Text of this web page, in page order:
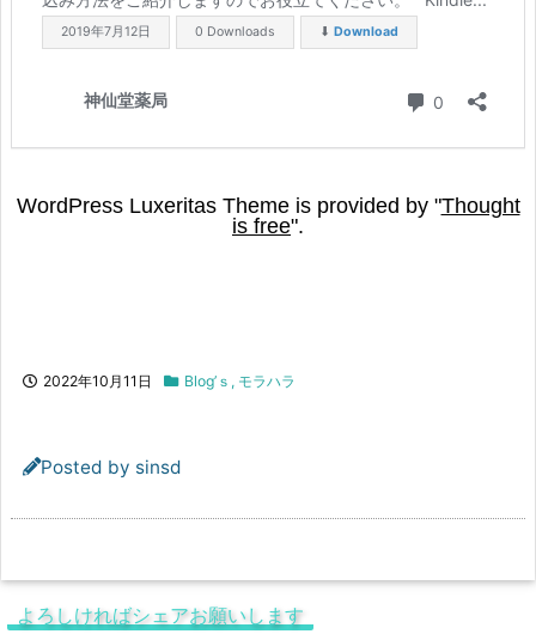
2022年10月11日 Blog’ｓ , モラハラ
Posted by sinsd
よろしければシェアお願いします